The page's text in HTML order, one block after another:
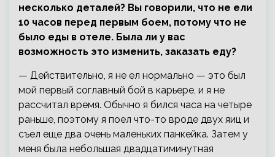
несколько деталей? Вы говорили, что не ели
10 часов перед первым боем, потому что не
было еды в отеле. Была ли у вас
возможность это изменить, заказать еду?
— Действительно, я не ел нормально — это был
мой первый соглавный бой в карьере, и я не
рассчитал время. Обычно я бился часа на четыре
раньше, поэтому я поел что-то вроде двух яиц и
съел еще два очень маленьких панкейка. Затем у
меня была небольшая двадцатиминутная